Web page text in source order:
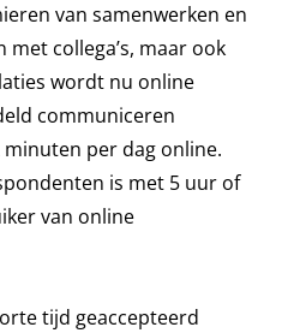
van samenwerken en
collega’s, maar ook
wordt nu online
communiceren
per dag online.
is met 5 uur of
van online
tijd geaccepteerd